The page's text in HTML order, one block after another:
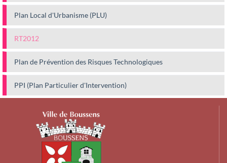
Plan Local d'Urbanisme (PLU)
RT2012
Plan de Prévention des Risques Technologiques
PPI (Plan Particulier d'Intervention)